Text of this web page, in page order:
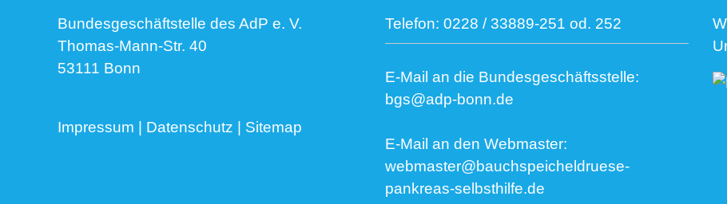
Bundesgeschäftstelle des AdP e. V.
Thomas-Mann-Str. 40
53111 Bonn
Impressum Datenschutz Sitemap
Telefon: 0228 / 33889-251 od. 252
E-Mail an die Bundesgeschäftsstelle:
bgs@adp-bonn.de
E-Mail an den Webmaster:
webmaster@bauchspeicheldruese-
pankreas-selbsthilfe.de